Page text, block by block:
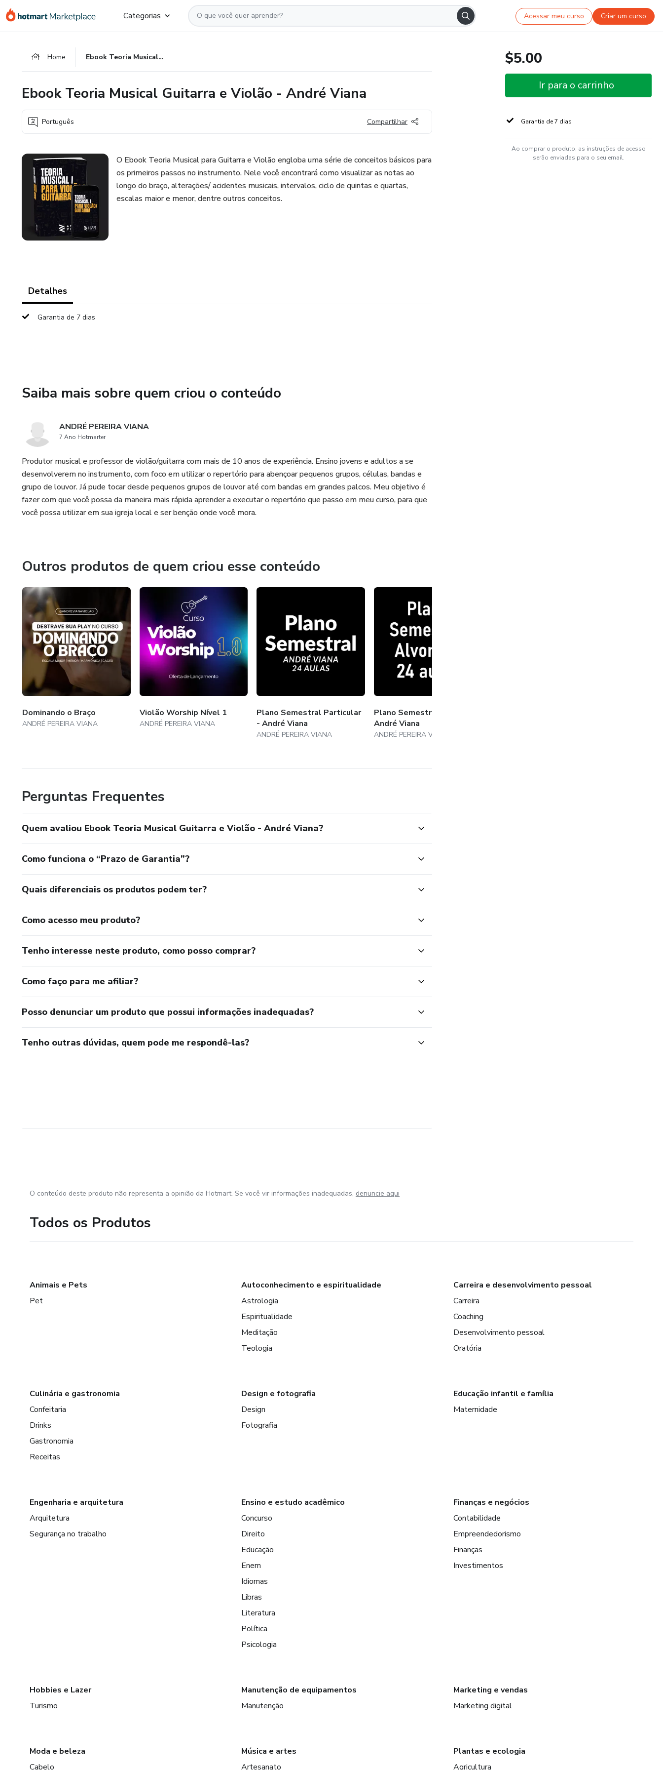
para
para
para
Categorias Acessar meu curso Criar um curso
Home Ebook Teoria Musical Guitarra e Violão - André Viana
Ebook Teoria Musical Guitarra e Violão - André Viana
Português Compartilhar
O Ebook Teoria Musical para Guitarra e Violão engloba uma série de conceitos básicos para
os primeiros passos no instrumento. Nele você encontrará como visualizar as notas ao
longo do braço, alterações/ acidentes musicais, intervalos, ciclo de quintas e quartas,
escalas maior e menor, dentre outros conceitos.
Detalhes
Garantia de 7 dias
Saiba mais sobre quem criou o conteúdo
ANDRÉ PEREIRA VIANA
7 Ano Hotmarter
Produtor musical e professor de violão/guitarra com mais de 10 anos de experiência. Ensino jovens e adultos a se
desenvolverem no instrumento, com foco em utilizar o repertório para abençoar pequenos grupos, células, bandas e
grupo de louvor. Já pude tocar desde pequenos grupos de louvor até com bandas em grandes palcos. Meu objetivo é
fazer com que você possa da maneira mais rápida aprender a executar o repertório que passo em meu curso, para que
você possa utilizar em sua igreja local e ser benção onde você mora.
Outros produtos de quem criou esse conteúdo
Dominando o Braço
ANDRÉ PEREIRA VIANA
Violão Worship Nível 1
ANDRÉ PEREIRA VIANA
Plano Semestral Particular
- André Viana
ANDRÉ PEREIRA VIANA
Plano Semestral Alvorada -
André Viana
ANDRÉ PEREIRA VIANA
Perguntas Frequentes
Quem avaliou Ebook Teoria Musical Guitarra e Violão - André Viana?
Como funciona o “Prazo de Garantia”?
Quais diferenciais os produtos podem ter?
Como acesso meu produto?
Tenho interesse neste produto, como posso comprar?
Como faço para me afiliar?
Posso denunciar um produto que possui informações inadequadas?
Tenho outras dúvidas, quem pode me respondê-las?
$5.00
Ir para o carrinho
Garantia de 7 dias
Ao comprar o produto, as instruções de acesso
serão enviadas para o seu email.
O conteúdo deste produto não representa a opinião da Hotmart. Se você vir informações inadequadas, denuncie aqui
Todos os Produtos
Animais e Pets
Pet
Autoconhecimento e espiritualidade
Astrologia
Espiritualidade
Meditação
Teologia
Carreira e desenvolvimento pessoal
Carreira
Coaching
Desenvolvimento pessoal
Oratória
Culinária e gastronomia
Confeitaria
Drinks
Gastronomia
Receitas
Design e fotografia
Design
Fotografia
Educação infantil e família
Maternidade
Engenharia e arquitetura
Arquitetura
Segurança no trabalho
Ensino e estudo acadêmico
Concurso
Direito
Educação
Enem
Idiomas
Libras
Literatura
Política
Psicologia
Finanças e negócios
Contabilidade
Empreendedorismo
Finanças
Investimentos
Hobbies e Lazer
Turismo
Manutenção de equipamentos
Manutenção
Marketing e vendas
Marketing digital
Moda e beleza
Cabelo
Música e artes
Artesanato
Plantas e ecologia
Agricultura